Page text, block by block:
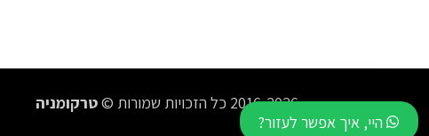
2016-2026 כל הזכויות שמורות ©
טרקומניה
היי, איך אפשר לעזור?